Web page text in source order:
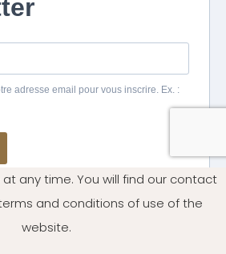
any time. You will find our contact
and conditions of use of the
website.